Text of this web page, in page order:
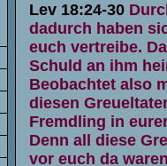
Lev 18:24-30
dadurch haben
euch vertreibe.
Schuld an ihm
Beobachtet also
diesen
Fremdling in
Denn all diese
vor euch da